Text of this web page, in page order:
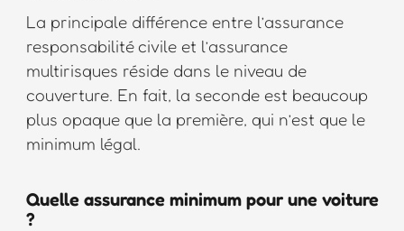
La principale différence entre l’assurance
responsabilité civile et l’assurance
multirisques réside dans le niveau de
couverture. En fait, la seconde est beaucoup
plus opaque que la première, qui n’est que le
minimum légal.
Quelle assurance minimum pour une voiture
?